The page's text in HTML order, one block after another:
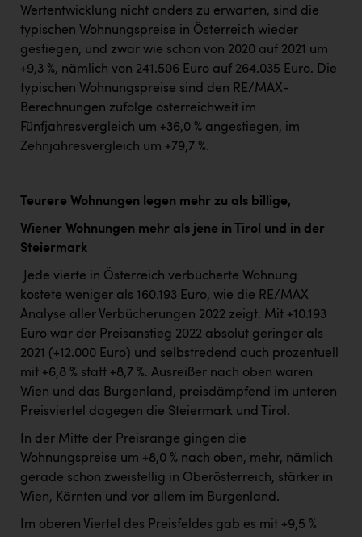
Wertentwicklung nicht anders zu erwarten, sind die
typischen Wohnungspreise in Österreich wieder
gestiegen, und zwar wie schon von 2020 auf 2021 um
+9,3 %, nämlich von 241.506 Euro auf 264.035 Euro. Die
typischen Wohnungspreise sind den RE/MAX-
Berechnungen zufolge österreichweit im
Fünfjahresvergleich um +36,0 % angestiegen, im
Zehnjahresvergleich um +79,7 %.
Teurere Wohnungen legen mehr zu als billige,
Wiener Wohnungen mehr als jene in Tirol und in der
Steiermark
Jede vierte in Österreich verbücherte Wohnung
kostete weniger als 160.193 Euro, wie die RE/MAX
Analyse aller Verbücherungen 2022 zeigt. Mit +10.193
Euro war der Preisanstieg 2022 absolut geringer als
2021 (+12.000 Euro) und selbstredend auch prozentuell
mit +6,8 % statt +8,7 %. Ausreißer nach oben waren
Wien und das Burgenland, preisdämpfend im unteren
Preisviertel dagegen die Steiermark und Tirol.
In der Mitte der Preisrange gingen die
Wohnungspreise um +8,0 % nach oben, mehr, nämlich
gerade schon zweistellig in Oberösterreich, stärker in
Wien, Kärnten und vor allem im Burgenland.
Im oberen Viertel des Preisfeldes gab es mit +9,5 %